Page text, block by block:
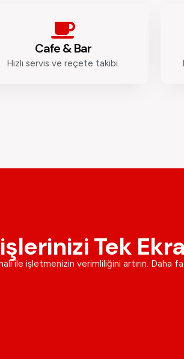
Cafe & Bar
Hızlı servis ve reçete takibi.
Tek
ile işletmenizin verimliliğini artırın.